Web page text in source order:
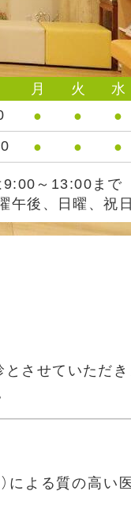
9:00～13:00まで
午後、日曜、祝日
月 火 水
● ● ●
● ● ●
とさせていただき
による質の高い